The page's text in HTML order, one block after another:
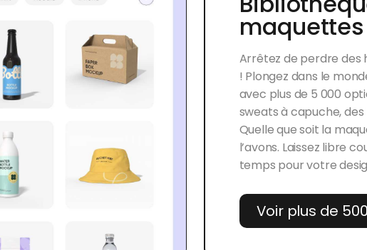
maquettes
Arrêtez de perdre des
! Plongez dans le
avec plus de 5 000
sweats à capuche,
Quelle que soit la
l’avons. Laissez libre
temps pour votre
Voir plus de